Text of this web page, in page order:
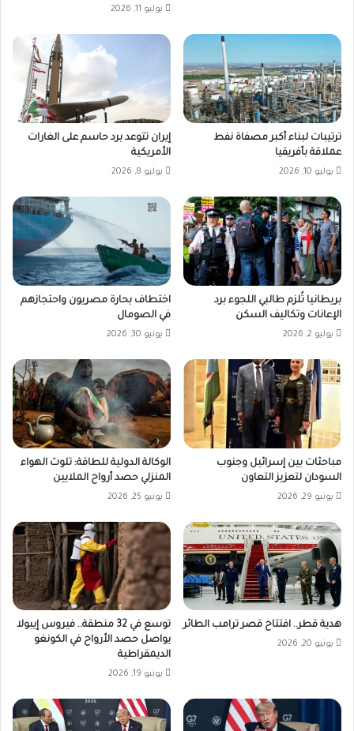
يوليو 11, 2026
ترتيبات لبناء أكبر مصفاة نفط
عملاقة بأفريقيا
يوليو 10, 2026
إيران تتوعد برد حاسم على الغارات
الأمريكية
يوليو 8, 2026
بريطانيا تُلزم طالبي اللجوء برد
الإعانات وتكاليف السكن
يوليو 2, 2026
اختطاف بحارة مصريون واحتجازهم
في الصومال
يونيو 30, 2026
مباحثات بين إسرائيل وجنوب
السودان لتعزيز التعاون
يونيو 29, 2026
الوكالة الدولية للطاقة: تلوث الهواء
المنزلي حصد أرواح الملايين
يونيو 25, 2026
هدية قطر.. افتتاح قصر ترامب الطائر
يونيو 20, 2026
توسع في 32 منطقة.. فيروس إيبولا
يواصل حصد الأرواح في الكونغو
الديمقراطية
يونيو 19, 2026